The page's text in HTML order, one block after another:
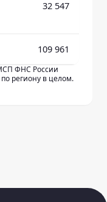
32 547
109 961
ФНС России
региону в целом.